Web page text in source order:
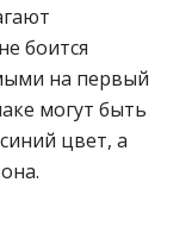
боится
на первый
могут быть
цвет, а